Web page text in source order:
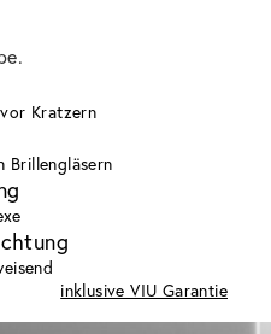
Kratzern
Brillengläsern
inklusive VIU Garantie